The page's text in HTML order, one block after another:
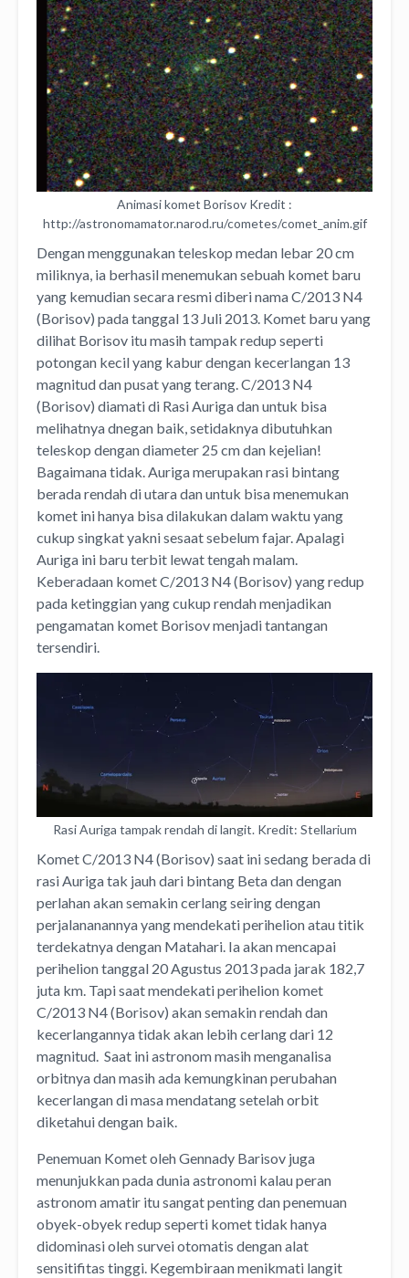
Animasi komet Borisov Kredit :
http://astronomamator.narod.ru/cometes/comet_anim.gif
Dengan menggunakan teleskop medan lebar 20 cm
miliknya, ia berhasil menemukan sebuah komet baru
yang kemudian secara resmi diberi nama C/2013 N4
(Borisov) pada tanggal 13 Juli 2013. Komet baru yang
dilihat Borisov itu masih tampak redup seperti
potongan kecil yang kabur dengan kecerlangan 13
magnitud dan pusat yang terang. C/2013 N4
(Borisov) diamati di Rasi Auriga dan untuk bisa
melihatnya dnegan baik, setidaknya dibutuhkan
teleskop dengan diameter 25 cm dan kejelian!
Bagaimana tidak. Auriga merupakan rasi bintang
berada rendah di utara dan untuk bisa menemukan
komet ini hanya bisa dilakukan dalam waktu yang
cukup singkat yakni sesaat sebelum fajar. Apalagi
Auriga ini baru terbit lewat tengah malam.
Keberadaan komet C/2013 N4 (Borisov) yang redup
pada ketinggian yang cukup rendah menjadikan
pengamatan komet Borisov menjadi tantangan
tersendiri.
Rasi Auriga tampak rendah di langit. Kredit: Stellarium
Komet C/2013 N4 (Borisov) saat ini sedang berada di
rasi Auriga tak jauh dari bintang Beta dan dengan
perlahan akan semakin cerlang seiring dengan
perjalananannya yang mendekati perihelion atau titik
terdekatnya dengan Matahari. Ia akan mencapai
perihelion tanggal 20 Agustus 2013 pada jarak 182,7
juta km. Tapi saat mendekati perihelion komet
C/2013 N4 (Borisov) akan semakin rendah dan
kecerlangannya tidak akan lebih cerlang dari 12
magnitud. Saat ini astronom masih menganalisa
orbitnya dan masih ada kemungkinan perubahan
kecerlangan di masa mendatang setelah orbit
diketahui dengan baik.
Penemuan Komet oleh Gennady Barisov juga
menunjukkan pada dunia astronomi kalau peran
astronom amatir itu sangat penting dan penemuan
obyek-obyek redup seperti komet tidak hanya
didominasi oleh survei otomatis dengan alat
sensitifitas tinggi. Kegembiraan menikmati langit